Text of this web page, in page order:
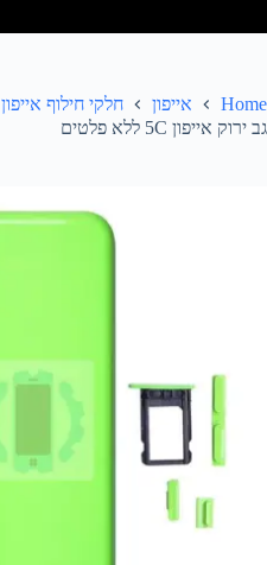
Home אייפון
חלקי חילוף אייפון 5C
גב ירוק אייפון 5C ללא פלטים